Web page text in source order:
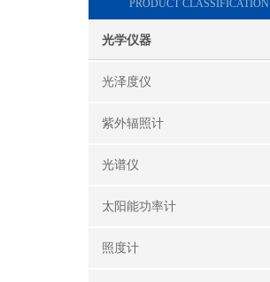
PRODUCT CLASSIFICATION
光学仪器
光泽度仪
紫外辐照计
光谱仪
太阳能功率计
照度计